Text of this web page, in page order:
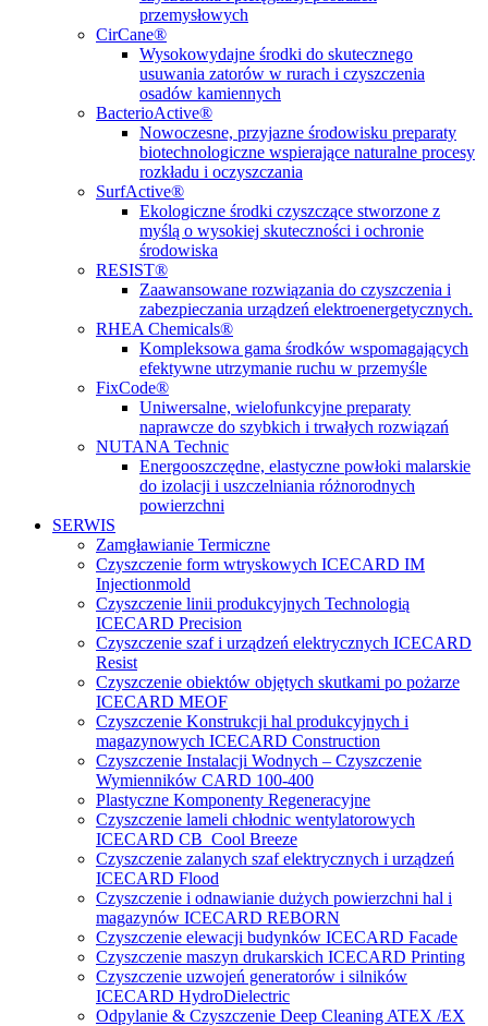
przemysłowych
CirCane®
Wysokowydajne środki do skutecznego
usuwania zatorów w rurach i czyszczenia
osadów kamiennych
BacterioActive®
Nowoczesne, przyjazne środowisku preparaty
biotechnologiczne wspierające naturalne procesy
rozkładu i oczyszczania
SurfActive®
Ekologiczne środki czyszczące stworzone z
myślą o wysokiej skuteczności i ochronie
środowiska
RESIST®
Zaawansowane rozwiązania do czyszczenia i
zabezpieczania urządzeń elektroenergetycznych.
RHEA Chemicals®
Kompleksowa gama środków wspomagających
efektywne utrzymanie ruchu w przemyśle
FixCode®
Uniwersalne, wielofunkcyjne preparaty
naprawcze do szybkich i trwałych rozwiązań
NUTANA Technic
Energooszczędne, elastyczne powłoki malarskie
do izolacji i uszczelniania różnorodnych
powierzchni
SERWIS
Zamgławianie Termiczne
Czyszczenie form wtryskowych ICECARD IM
Injectionmold
Czyszczenie linii produkcyjnych Technologią
ICECARD Precision
Czyszczenie szaf i urządzeń elektrycznych ICECARD
Resist
Czyszczenie obiektów objętych skutkami po pożarze
ICECARD MEOF
Czyszczenie Konstrukcji hal produkcyjnych i
magazynowych ICECARD Construction
Czyszczenie Instalacji Wodnych – Czyszczenie
Wymienników CARD 100-400
Plastyczne Komponenty Regeneracyjne
Czyszczenie lameli chłodnic wentylatorowych
ICECARD CB Cool Breeze
Czyszczenie zalanych szaf elektrycznych i urządzeń
ICECARD Flood
Czyszczenie i odnawianie dużych powierzchni hal i
magazynów ICECARD REBORN
Czyszczenie elewacji budynków ICECARD Facade
Czyszczenie maszyn drukarskich ICECARD Printing
Czyszczenie uzwojeń generatorów i silników
ICECARD HydroDielectric
Odpylanie & Czyszczenie Deep Cleaning ATEX /EX